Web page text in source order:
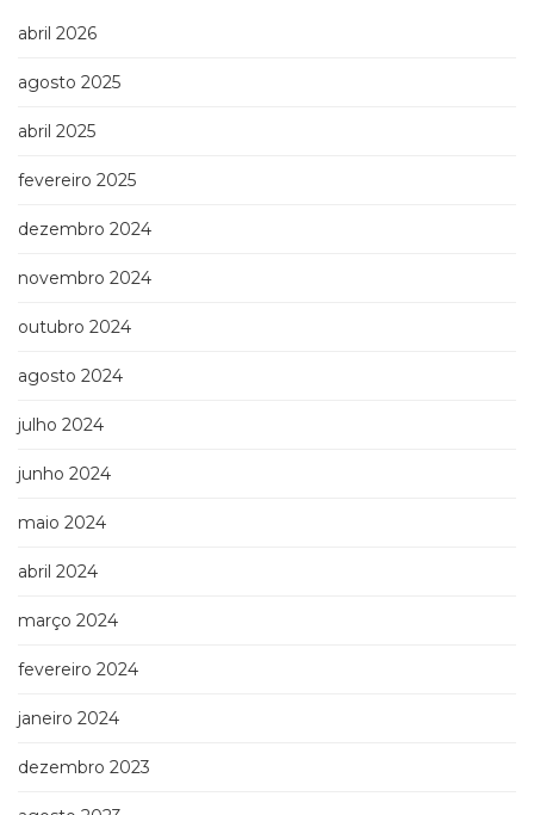
(31)
Espiritualidade,
(63)
(132)
categoria
(0)
(22)
africanos
Terapia
(21)
e
(65)
Turismo
Vida
(32)
abril 2026
agosto 2025
abril 2025
fevereiro 2025
dezembro 2024
novembro 2024
outubro 2024
agosto 2024
julho 2024
junho 2024
maio 2024
abril 2024
março 2024
fevereiro 2024
janeiro 2024
dezembro 2023